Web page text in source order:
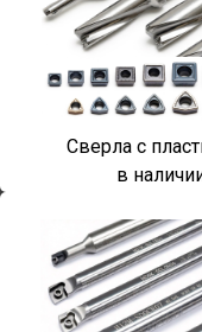
Сверла с
в